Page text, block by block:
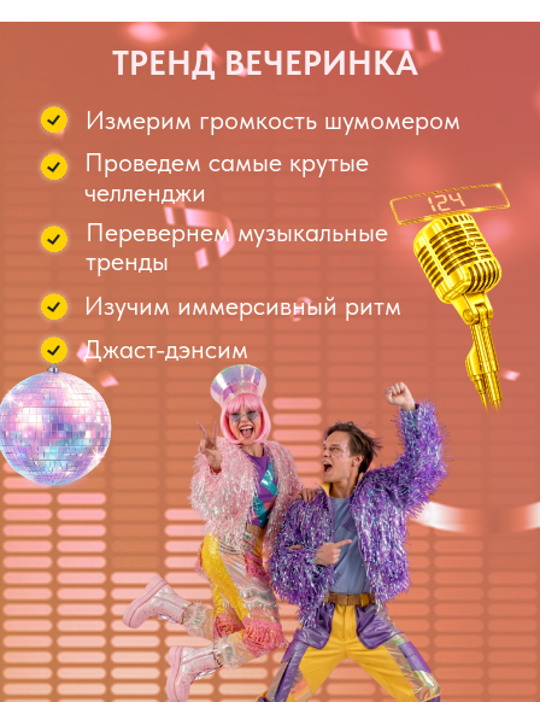
Заказать программу
ФЛЕКС-ПАТИ VIP
Интерактивный пол
VR-реальность
Нитро Бар
Роллерсёрфинг
Гигантский автомат с
игрушками